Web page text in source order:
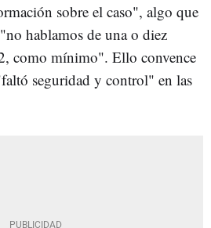
sobre el caso", algo que
hablamos de una o diez
como mínimo". Ello convence
seguridad y control" en las